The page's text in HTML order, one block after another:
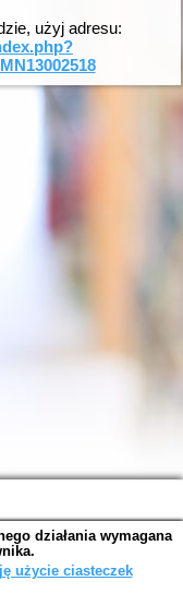
użyj adresu:
24)
działania wymagana
użycie ciasteczek